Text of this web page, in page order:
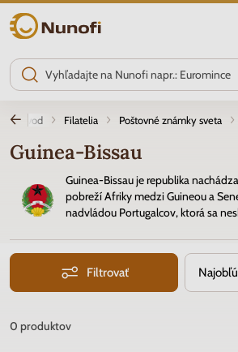
Nunofi.sk
Úvod Filatelia Poštovné známky sveta
Guinea-Bissau
Guinea-Bissau je republika
pobreží Afriky medzi Guineou a
nadvládou Portugalcov, ktorá sa
Poštové známkymajú prevažne námetový
dopravy po faunu a flóru.
Filtrovať
0 produktov